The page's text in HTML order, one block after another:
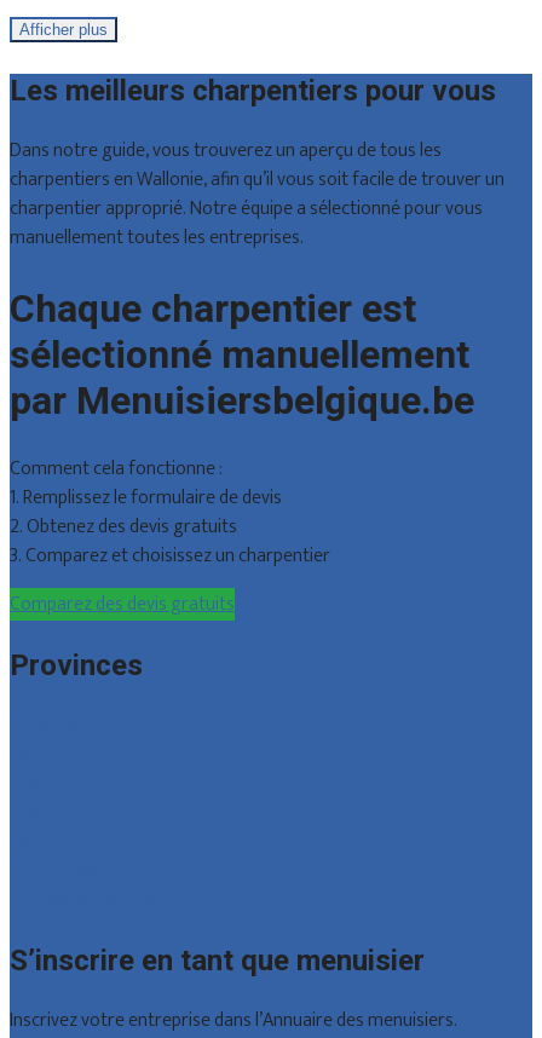
Afficher plus
Les meilleurs charpentiers pour vous
Dans notre guide, vous trouverez un aperçu de tous les
charpentiers en Wallonie, afin qu’il vous soit facile de trouver un
charpentier approprié. Notre équipe a sélectionné pour vous
manuellement toutes les entreprises.
Chaque charpentier est
sélectionné manuellement
par Menuisiersbelgique.be
Comment cela fonctionne :
1. Remplissez le formulaire de devis
2. Obtenez des devis gratuits
3. Comparez et choisissez un charpentier
Comparez des devis gratuits
Provinces
S’inscrire en tant que menuisier
Inscrivez votre entreprise dans l’Annuaire des menuisiers.